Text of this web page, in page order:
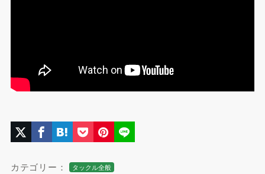
カテゴリー： タックル全般